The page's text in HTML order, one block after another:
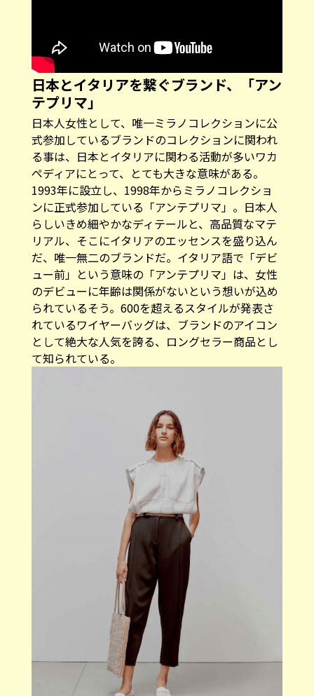
日本とイタリアを繋ぐブランド、「アン
テプリマ」
日本人女性として、唯一ミラノコレクションに公
式参加しているブランドのコレクションに関われ
る事は、日本とイタリアに関わる活動が多いワカ
ペディアにとって、とても大きな意味がある。
1993年に設立し、1998年からミラノコレクショ
ンに正式参加している「アンテプリマ」。日本人
らしいきめ細やかなディテールと、高品質なマテ
リアル、そこにイタリアのエッセンスを盛り込ん
だ、唯一無二のブランドだ。イタリア語で「デビ
ュー前」という意味の「アンテプリマ」は、女性
のデビューに年齢は関係がないという想いが込め
られているそう。600を超えるスタイルが発表さ
れているワイヤーバッグは、ブランドのアイコン
として絶大な人気を誇る、ロングセラー商品とし
て知られている。